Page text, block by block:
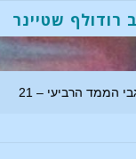
רודולף שטיינר
הממד הרביעי – 21